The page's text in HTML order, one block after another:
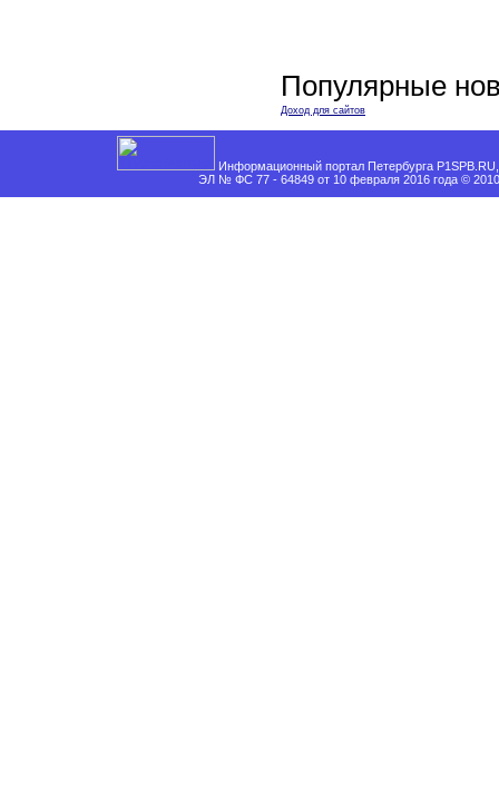
Популярные
Доход для сайтов
Информационный портал Петербурга
ЭЛ № ФС 77 - 64849 от 10 февраля 2016 года ©